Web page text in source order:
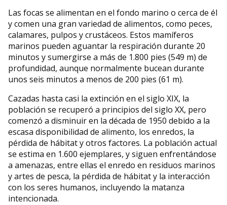
Las focas se alimentan en el fondo marino o cerca de él
y comen una gran variedad de alimentos, como peces,
calamares, pulpos y crustáceos. Estos mamíferos
marinos pueden aguantar la respiración durante 20
minutos y sumergirse a más de 1.800 pies (549 m) de
profundidad, aunque normalmente bucean durante
unos seis minutos a menos de 200 pies (61 m).
Cazadas hasta casi la extinción en el siglo XIX, la
población se recuperó a principios del siglo XX, pero
comenzó a disminuir en la década de 1950 debido a la
escasa disponibilidad de alimento, los enredos, la
pérdida de hábitat y otros factores. La población actual
se estima en 1.600 ejemplares, y siguen enfrentándose
a amenazas, entre ellas el enredo en residuos marinos
y artes de pesca, la pérdida de hábitat y la interacción
con los seres humanos, incluyendo la matanza
intencionada.